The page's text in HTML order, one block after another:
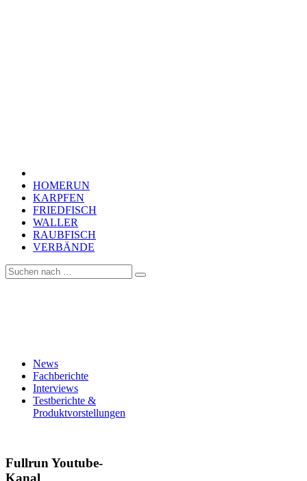
HOMERUN
KARPFEN
FRIEDFISCH
WALLER
RAUBFISCH
VERBÄNDE
News
Fachberichte
Interviews
Testberichte &
Produktvorstellungen
Fullrun Youtube-
Kanal